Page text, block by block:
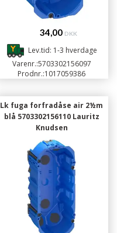
34,00 DKK
Lev.tid: 1-3 hverdage
Varenr.:5703302156097
Prodnr.:1017059386
Lk fuga forfradåse air 2½m
blå 5703302156110 Lauritz
Knudsen